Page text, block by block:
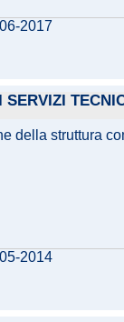
2017
della struttura
2014